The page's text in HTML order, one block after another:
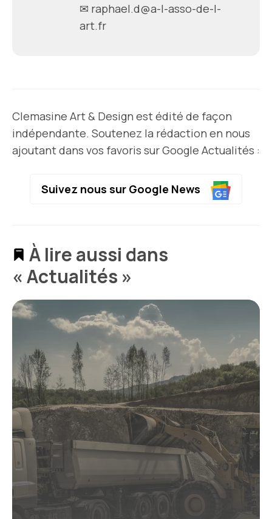
✉ raphael.d@a-l-asso-de-l-
art.fr
Clemasine Art & Design est édité de façon
indépendante. Soutenez la rédaction en nous
ajoutant dans vos favoris sur Google Actualités :
Suivez nous sur Google News
À lire aussi dans
« Actualités »